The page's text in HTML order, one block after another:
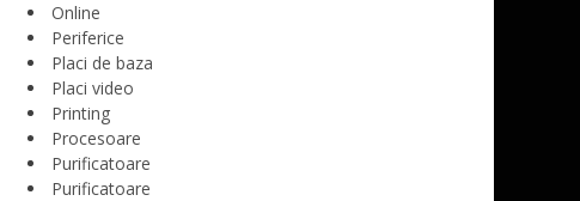
Online
Periferice
Placi de baza
Placi video
Printing
Procesoare
Purificatoare
Purificatoare